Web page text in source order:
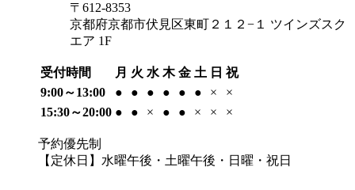
〒612-8353
京都府京都市伏見区東町２１２−１ ツインズスク
エア 1F
受付時間 月 火 水 木 金 土 日 祝
9:00～13:00
● ● ● ● ● ● ×
×
15:30～20:00 ● ● × ● ● × × ×
予約優先制
【定休日】水曜午後・土曜午後・日曜・祝日